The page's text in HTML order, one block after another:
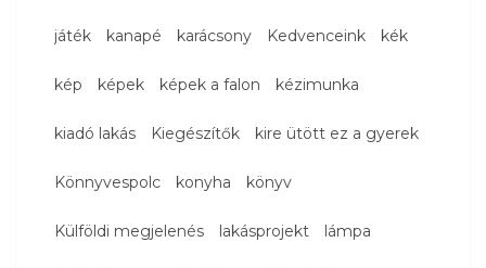
játék kanapé karácsony Kedvenceink kék
kép képek képek a falon kézimunka
kiadó lakás Kiegészítők kire ütött ez a gyerek
Könnyvespolc konyha könyv
Külföldi megjelenés lakásprojekt lámpa